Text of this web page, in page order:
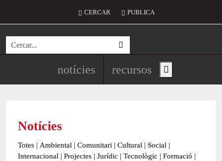
Menú del compte d'usuari
CERCAR PUBLICA
Cerca
Navegació principal de
notícies recursos Show main menu
Notícies
Totes | Ambiental | Comunitari | Cultural | Social |
Internacional | Projectes | Jurídic | Tecnològic | Formació |